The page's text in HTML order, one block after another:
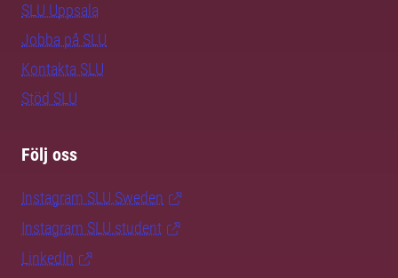
SLU Uppsala
Jobba på SLU
Kontakta SLU
Stöd SLU
Följ oss
Instagram SLU.Sweden
Instagram SLU.student
LinkedIn